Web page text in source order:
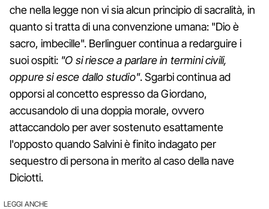
che nella legge non vi sia alcun principio di sacralità, in
quanto si tratta di una convenzione umana: "Dio è
sacro, imbecille". Berlinguer continua a redarguire i
suoi ospiti: "O si riesce a parlare in termini civili,
oppure si esce dallo studio". Sgarbi continua ad
opporsi al concetto espresso da Giordano,
accusandolo di una doppia morale, ovvero
attaccandolo per aver sostenuto esattamente
l'opposto quando Salvini è finito indagato per
sequestro di persona in merito al caso della nave
Diciotti.
LEGGI ANCHE